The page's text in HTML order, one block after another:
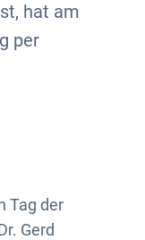
hat am
per
Tag der
Gerd